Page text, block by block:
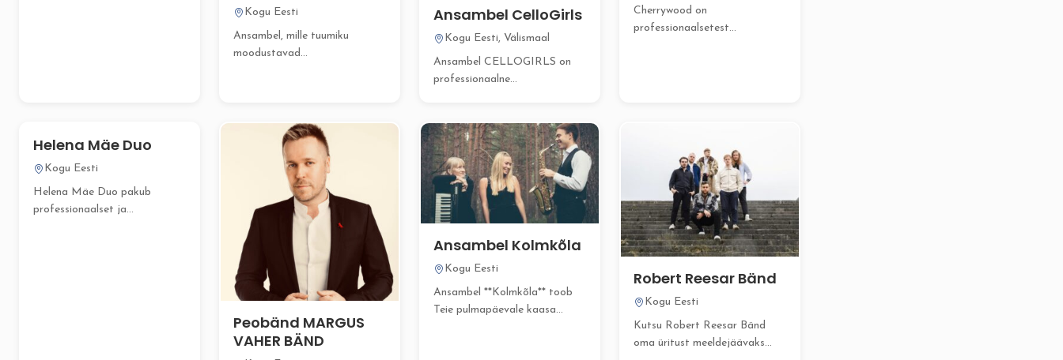
Kogu Eesti
Ansambel, mille tuumiku
moodustavad
Ansambel CelloGirls
Kogu Eesti, Välismaal
Ansambel CELLOGIRLS on
professionaalne
muusikat Teie pulmale...
Cherrywood on
professionaalsetest
Helena Mäe Duo
Kogu Eesti
Helena Mäe Duo pakub
professionaalset ja
Peobänd MARGUS
VAHER BÄND
Ansambel Kolmkõla
Kogu Eesti
Ansambel **Kolmkõla** toob
Teie pulmapäevale kaasa
Robert Reesar Bänd
Kogu Eesti
Kutsu Robert Reesar Bänd
oma üritust meeldejäävaks